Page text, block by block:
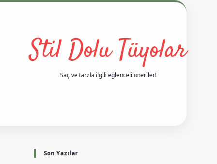
Stil Dolu Tüyolar
Saç ve tarzla ilgili eğlenceli öneriler!
Sidebar
Son Yazılar